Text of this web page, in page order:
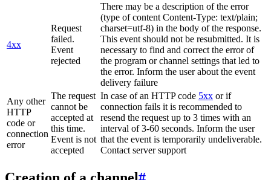
4xx
Request
failed.
Event
rejected
There may be a description of the error
(type of content Content-Type: text/plain;
charset=utf-8) in the body of the response.
This event should not be resubmitted. It is
necessary to find and correct the error of
the program or channel settings that led to
the error. Inform the user about the event
delivery failure
Any other
HTTP
code or
connection
error
The request
cannot be
accepted at
this time.
Event is not
accepted
In case of an HTTP code 5xx or if
connection fails it is recommended to
resend the request up to 3 times with an
interval of 3-60 seconds. Inform the user
that the event is temporarily undeliverable.
Contact server support